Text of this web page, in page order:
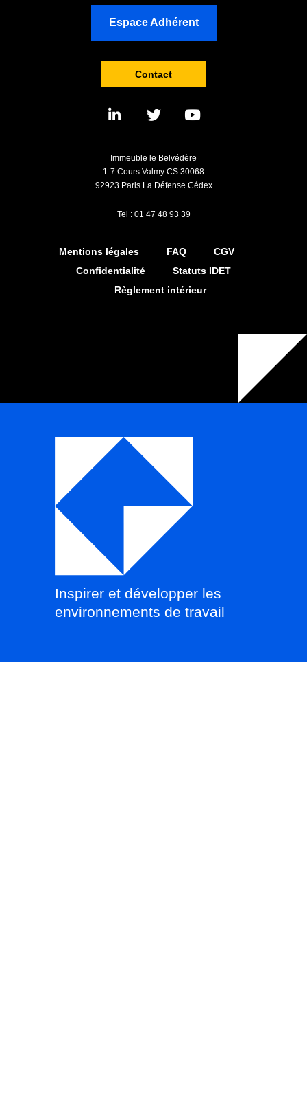
Espace Adhérent
Contact
Immeuble le Belvédère
1-7 Cours Valmy CS 30068
92923 Paris La Défense Cédex
Tel : 01 47 48 93 39
Mentions légales FAQ
CGV
Confidentialité
Statuts IDET
Règlement intérieur
Inspirer et développer les
environnements de travail